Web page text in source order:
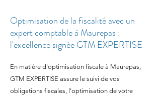
Optimisation de la fiscalité avec un
expert comptable à Maurepas :
l'excellence signée GTM EXPERTISE
En matière d'optimisation fiscale à Maurepas,
GTM EXPERTISE assure le suivi de vos
obligations fiscales, l'optimisation de votre